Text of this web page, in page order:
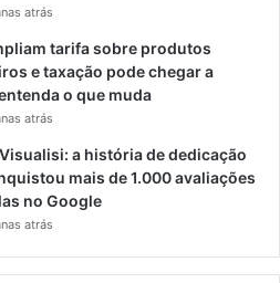
atrás
tarifa sobre produtos
e taxação pode chegar a
o que muda
atrás
a história de dedicação
mais de 1.000 avaliações
no Google
atrás